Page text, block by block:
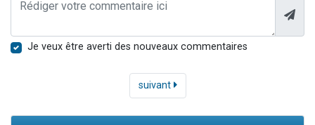
Je veux être averti des nouveaux commentaires
suivant